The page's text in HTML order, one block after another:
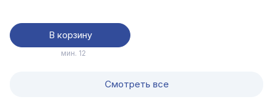
В корзину
мин. 12
Смотреть все